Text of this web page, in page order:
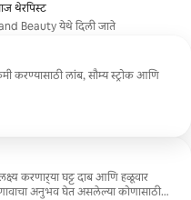
थेरपिस्ट
Beauty येथे दिली जाते
लांब, सौम्य स्ट्रोक आणि
करणार्‍या घट्ट दाब आणि हळूवार
अनुभव घेत असलेल्या कोणासाठीही